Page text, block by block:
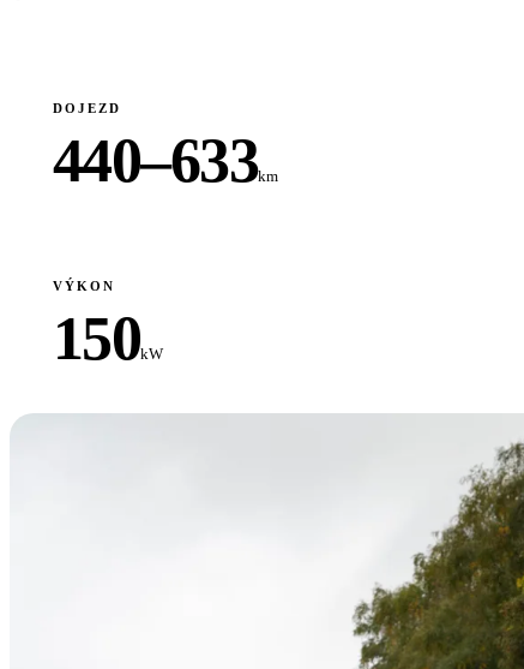
DOJEZD
440–633km
VÝKON
150kW